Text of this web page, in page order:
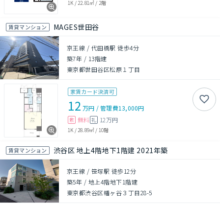
1K / 22.81㎡ / 2階
賃貸マンション MAGES世田谷
京王線 / 代田橋駅 徒歩4分
築7年 / 13階建
東京都世田谷区松原１丁目
家賃カード決済可
12 万円 /管理費13,000円
敷 無料 礼 12万円
1K /28.89㎡ / 10階
賃貸マンション 渋谷区 地上4階地下1階建 2021年築
京王線 / 笹塚駅 徒歩12分
築5年 / 地上4階地下1階建
東京都渋谷区幡ヶ谷３丁目28-5